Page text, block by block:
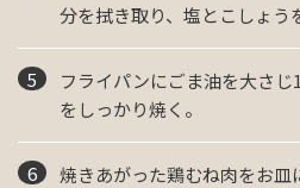
分を拭き取り、塩とこしょう
フライパンにごま油を大さ
をしっかり焼く。
焼きあがった鶏むね肉をお